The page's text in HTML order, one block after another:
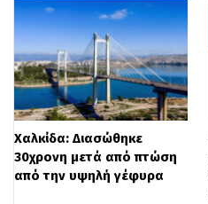
να είναι ασφαλείς.
Χαλκίδα: Διασώθηκε
30χρονη μετά από πτώση
από την υψηλή γέφυρα